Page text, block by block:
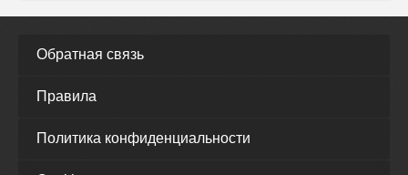
Обратная связь
Правила
Политика конфиденциальности